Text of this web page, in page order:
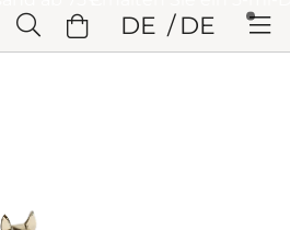
Weiter zu HauptinhaltWeiter zu
DE DE